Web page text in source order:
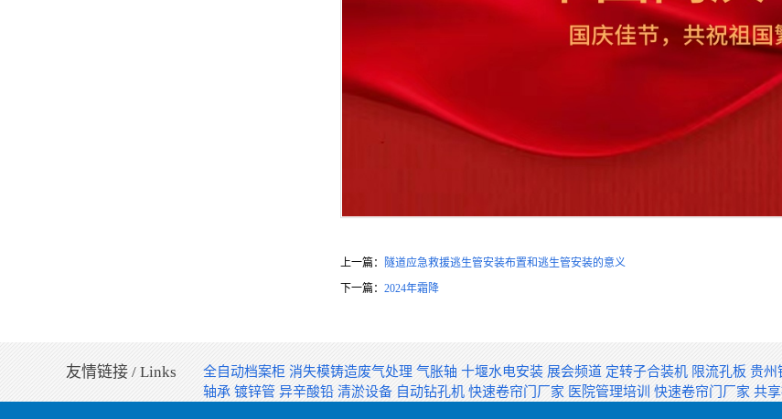
上一篇：
隧道应急救援逃生管安装布置和逃生管安装的意义
下一篇： 2024年霜降
友情链接 / Links 全自动档案柜 消失模铸造废气处理 气胀轴 十堰水电安装 展会频道 定转子合装机 限流孔板 贵州
轴承 镀锌管 异辛酸铅 清淤设备 自动钻孔机 快速卷帘门厂家 医院管理培训 快速卷帘门厂家 共